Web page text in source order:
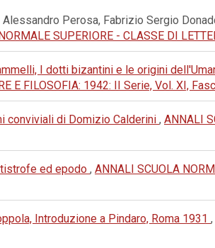
Perosa, Fabrizio Sergio
SUPERIORE - CLASSE DI
I dotti bizantini e le origini
E FILOSOFIA: 1942: II Serie, Vol. XI,
conviviali di Domizio Calderini , ANNALI
ed epodo , ANNALI SCUOLA
Introduzione a Pindaro, Roma 1931 ,